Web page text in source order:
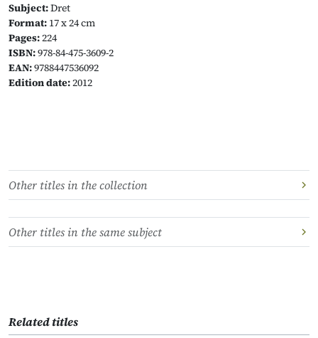
Subject:Dret
Format: 17 x 24 cm
Pages:224
ISBN:978-84-475-3609-2
EAN:9788447536092
Edition date:2012
Other titles in the collection
Other titles in the same subject
Related titles